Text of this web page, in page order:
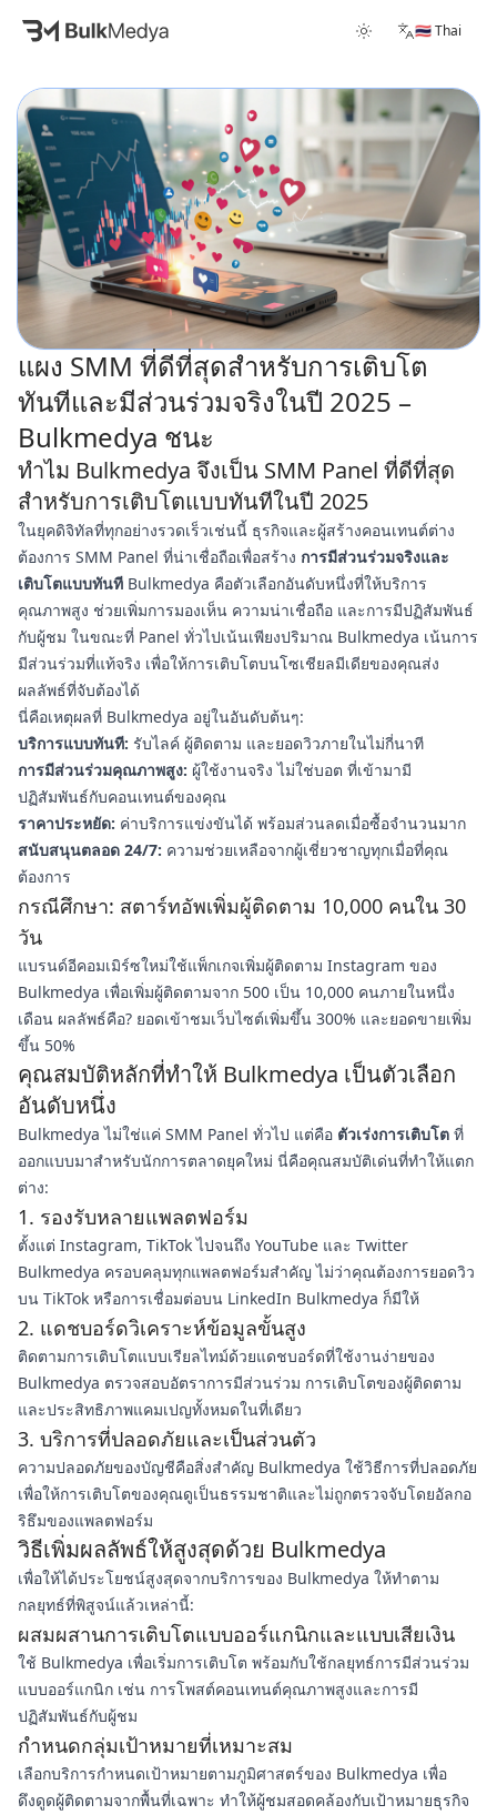
🇹🇭 Thai
แผง SMM ที่ดีที่สุดสำหรับการเติบโต
ทันทีและมีส่วนร่วมจริงในปี 2025 –
Bulkmedya ชนะ
ทำไม Bulkmedya จึงเป็น SMM Panel ที่ดีที่สุด
สำหรับการเติบโตแบบทันทีในปี 2025
ในยุคดิจิทัลที่ทุกอย่างรวดเร็วเช่นนี้ ธุรกิจและผู้สร้างคอนเทนต์ต่าง
ต้องการ SMM Panel ที่น่าเชื่อถือเพื่อสร้าง การมีส่วนร่วมจริงและ
เติบโตแบบทันที Bulkmedya คือตัวเลือกอันดับหนึ่งที่ให้บริการ
คุณภาพสูง ช่วยเพิ่มการมองเห็น ความน่าเชื่อถือ และการมีปฏิสัมพันธ์
กับผู้ชม ในขณะที่ Panel ทั่วไปเน้นเพียงปริมาณ Bulkmedya เน้นการ
มีส่วนร่วมที่แท้จริง เพื่อให้การเติบโตบนโซเชียลมีเดียของคุณส่ง
ผลลัพธ์ที่จับต้องได้
นี่คือเหตุผลที่ Bulkmedya อยู่ในอันดับต้นๆ:
บริการแบบทันที: รับไลค์ ผู้ติดตาม และยอดวิวภายในไม่กี่นาที
การมีส่วนร่วมคุณภาพสูง: ผู้ใช้งานจริง ไม่ใช่บอต ที่เข้ามามี
ปฏิสัมพันธ์กับคอนเทนต์ของคุณ
ราคาประหยัด: ค่าบริการแข่งขันได้ พร้อมส่วนลดเมื่อซื้อจำนวนมาก
สนับสนุนตลอด 24/7: ความช่วยเหลือจากผู้เชี่ยวชาญทุกเมื่อที่คุณ
ต้องการ
กรณีศึกษา: สตาร์ทอัพเพิ่มผู้ติดตาม 10,000 คนใน 30
วัน
แบรนด์อีคอมเมิร์ซใหม่ใช้แพ็กเกจเพิ่มผู้ติดตาม Instagram ของ
Bulkmedya เพื่อเพิ่มผู้ติดตามจาก 500 เป็น 10,000 คนภายในหนึ่ง
เดือน ผลลัพธ์คือ? ยอดเข้าชมเว็บไซต์เพิ่มขึ้น 300% และยอดขายเพิ่ม
ขึ้น 50%
คุณสมบัติหลักที่ทำให้ Bulkmedya เป็นตัวเลือก
อันดับหนึ่ง
Bulkmedya ไม่ใช่แค่ SMM Panel ทั่วไป แต่คือ ตัวเร่งการเติบโต ที่
ออกแบบมาสำหรับนักการตลาดยุคใหม่ นี่คือคุณสมบัติเด่นที่ทำให้แตก
ต่าง:
1. รองรับหลายแพลตฟอร์ม
ตั้งแต่ Instagram, TikTok ไปจนถึง YouTube และ Twitter
Bulkmedya ครอบคลุมทุกแพลตฟอร์มสำคัญ ไม่ว่าคุณต้องการยอดวิว
บน TikTok หรือการเชื่อมต่อบน LinkedIn Bulkmedya ก็มีให้
2. แดชบอร์ดวิเคราะห์ข้อมูลขั้นสูง
ติดตามการเติบโตแบบเรียลไทม์ด้วยแดชบอร์ดที่ใช้งานง่ายของ
Bulkmedya ตรวจสอบอัตราการมีส่วนร่วม การเติบโตของผู้ติดตาม
และประสิทธิภาพแคมเปญทั้งหมดในที่เดียว
3. บริการที่ปลอดภัยและเป็นส่วนตัว
ความปลอดภัยของบัญชีคือสิ่งสำคัญ Bulkmedya ใช้วิธีการที่ปลอดภัย
เพื่อให้การเติบโตของคุณดูเป็นธรรมชาติและไม่ถูกตรวจจับโดยอัลกอ
ริธึมของแพลตฟอร์ม
วิธีเพิ่มผลลัพธ์ให้สูงสุดด้วย Bulkmedya
เพื่อให้ได้ประโยชน์สูงสุดจากบริการของ Bulkmedya ให้ทำตาม
กลยุทธ์ที่พิสูจน์แล้วเหล่านี้:
ผสมผสานการเติบโตแบบออร์แกนิกและแบบเสียเงิน
ใช้ Bulkmedya เพื่อเริ่มการเติบโต พร้อมกับใช้กลยุทธ์การมีส่วนร่วม
แบบออร์แกนิก เช่น การโพสต์คอนเทนต์คุณภาพสูงและการมี
ปฏิสัมพันธ์กับผู้ชม
กำหนดกลุ่มเป้าหมายที่เหมาะสม
เลือกบริการกำหนดเป้าหมายตามภูมิศาสตร์ของ Bulkmedya เพื่อ
ดึงดูดผู้ติดตามจากพื้นที่เฉพาะ ทำให้ผู้ชมสอดคล้องกับเป้าหมายธุรกิจ